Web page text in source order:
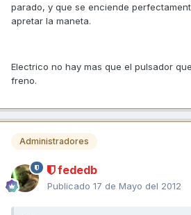
parado, y que se enciende
apretar la maneta.
Electrico no hay mas que el pulsador
freno.
Administradores
fededb
Publicado 17 de Mayo del 2012